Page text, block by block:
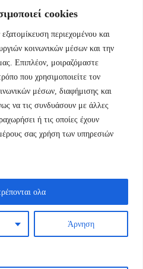
cookies
περιεχομένου και
κοινωνικών μέσων και την
Επιπλέον, μοιραζόμαστε
που χρησιμοποιείτε τον
μέσων, διαφήμισης και
να τις συνδυάσουν με άλλες
ή τις οποίες έχουν
σας χρήση των υπηρεσιών
Άρνηση
ολα
Αθήνα Ελλάδα.